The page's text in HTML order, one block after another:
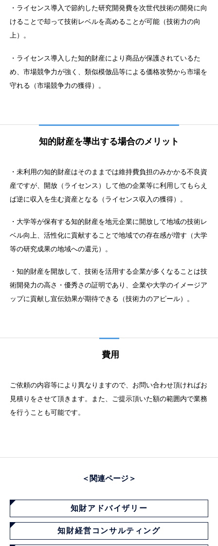
・ライセンス導入で節約した研究開発費を次世代技術の開発に向
けることで却って技術レベルを高めることが可能（技術力の向
上）。
・ライセンス導入した知的財産により商品が保護されているた
め、市場競争力が強く、類似模倣品等による価格攻勢から市場を
守れる（市場競争力の獲得）。
知的財産を導出する場合のメリット
・未利用の知的財産はそのままでは維持費負担のみかかる不良資
産ですが、開放（ライセンス）して他の企業等に利用してもらえ
ば逆に収入を生む資産となる（ライセンス収入の獲得）。
・大学等が保有する知的財産を地元企業に開放して地域の技術レ
ベル向上、活性化に貢献することで地域での存在感が増す（大学
等の研究成果の地域への還元）。
・知的財産を開放して、技術を活用する企業が多くなることは技
術開発力の高さ・優秀さの証明であり、企業や大学のイメージア
ップに貢献し宣伝効果が期待できる（技術力のアピール）。
費用
ご依頼の内容等により異なりますので、お問い合わせ頂ければお
見積りをさせて頂きます。また、ご提示頂いた額の範囲内で業務
を行うことも可能です。
＜関連ページ＞
知財アドバイザリー
知財経営コンサルティング